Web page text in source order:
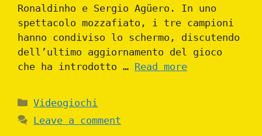
Ronaldinho e Sergio Agüero. In uno
spettacolo mozzafiato, i tre campioni
hanno condiviso lo schermo, discutendo
dell’ultimo aggiornamento del gioco
che ha introdotto … Read more
Categories
Videogiochi
Leave a comment